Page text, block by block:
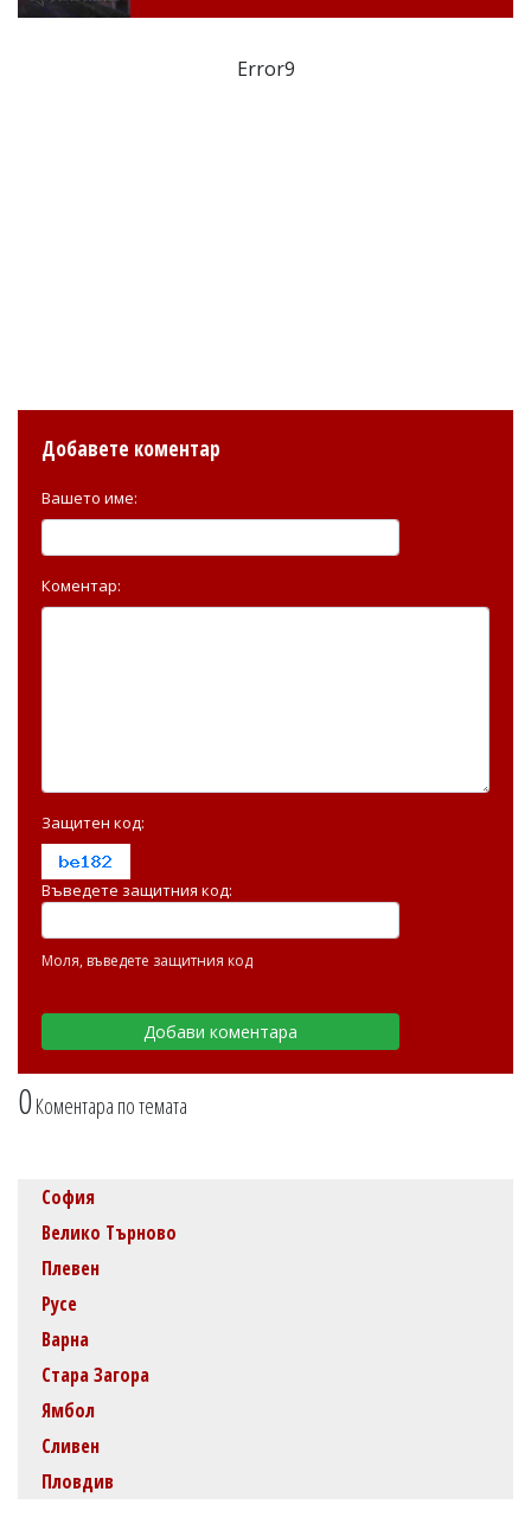
Error9
0Коментара по темата
Добавете коментар
Вашето име:
Коментар:
Защитен код:
Въведете защитния код:
Моля, въведете защитния код
София
Велико Търново
Плевен
Русе
Варна
Стара Загора
Ямбол
Сливен
Пловдив